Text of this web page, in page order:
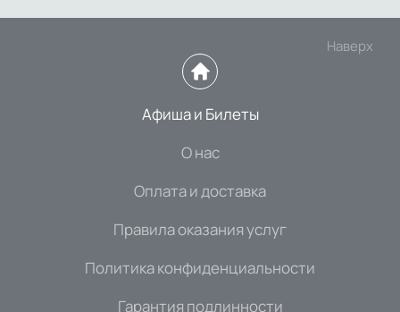
Наверх
Афиша и Билеты
О нас
Оплата и доставка
Правила оказания услуг
Политика конфиденциальности
Гарантия подлинности